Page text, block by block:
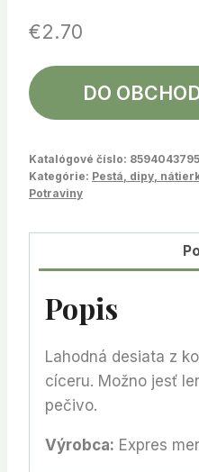
€2.70
DO
Katalógové číslo:
Kategórie: Pestá, dipy,
Potraviny
Popis
Lahodná desiata z
cíceru. Možno jesť
pečivo.
Výrobca: Expres